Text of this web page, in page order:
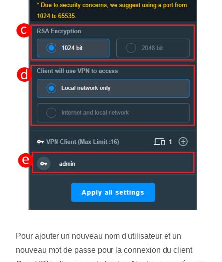
Pour ajouter un nouveau nom d'utilisateur et un
nouveau mot de passe pour la connexion du client